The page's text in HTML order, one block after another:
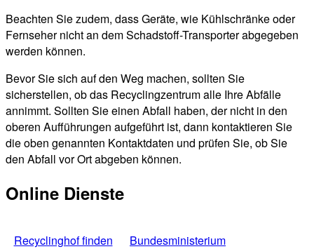
Beachten Sie zudem, dass Geräte, wie Kühlschränke oder
Fernseher nicht an dem Schadstoff-Transporter abgegeben
werden können.
Bevor Sie sich auf den Weg machen, sollten Sie
sicherstellen, ob das Recyclingzentrum alle Ihre Abfälle
annimmt. Sollten Sie einen Abfall haben, der nicht in den
oberen Aufführungen aufgeführt ist, dann kontaktieren Sie
die oben genannten Kontaktdaten und prüfen Sie, ob Sie
den Abfall vor Ort abgeben können.
Online Dienste
Recyclinghof finden Bundesministerium